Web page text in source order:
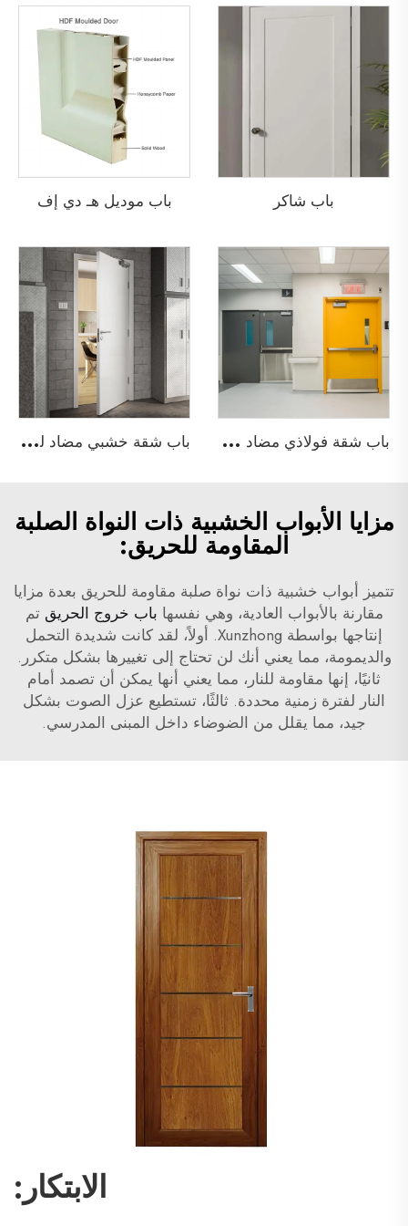
باب شاكر باب موديل هـ دي إف
ب
اب شقة فولاذي مضاد للحريق ب
اب شقة خشبي مضاد للحريق
مزايا الأبواب الخشبية ذات النواة الصلبة
المقاومة للحريق:
تتميز أبواب خشبية ذات نواة صلبة مقاومة للحريق بعدة مزايا
مقارنة بالأبواب العادية، وهي نفسها باب خروج الحريق تم
إنتاجها بواسطة Xunzhong. أولاً، لقد كانت شديدة التحمل
والديمومة، مما يعني أنك لن تحتاج إلى تغييرها بشكل متكرر.
ثانيًا، إنها مقاومة للنار، مما يعني أنها يمكن أن تصمد أمام
النار لفترة زمنية محددة. ثالثًا، تستطيع عزل الصوت بشكل
جيد، مما يقلل من الضوضاء داخل المبنى المدرسي.
الابتكار: